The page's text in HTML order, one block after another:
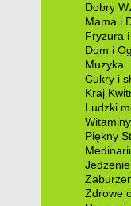
Dobry
Mama i
Fryzura i
Dom i
Muzyka
Cukry i
Kraj
Ludzki
Witaminy
Piękny
Jedzenie
Zdrowe